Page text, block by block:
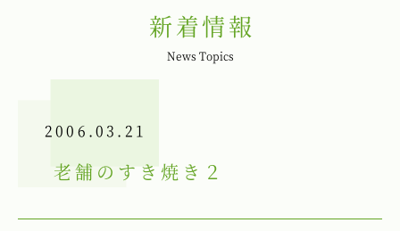
新着情報
News Topics
2006.03.21
老舗のすき焼き２